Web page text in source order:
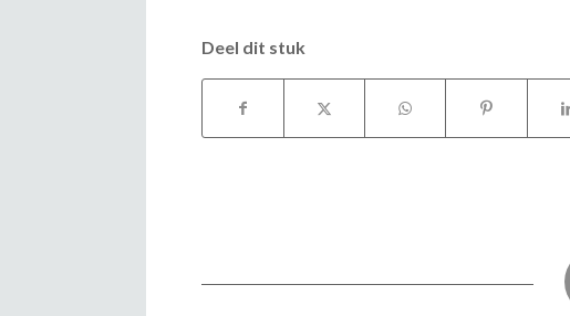
Deel dit stuk